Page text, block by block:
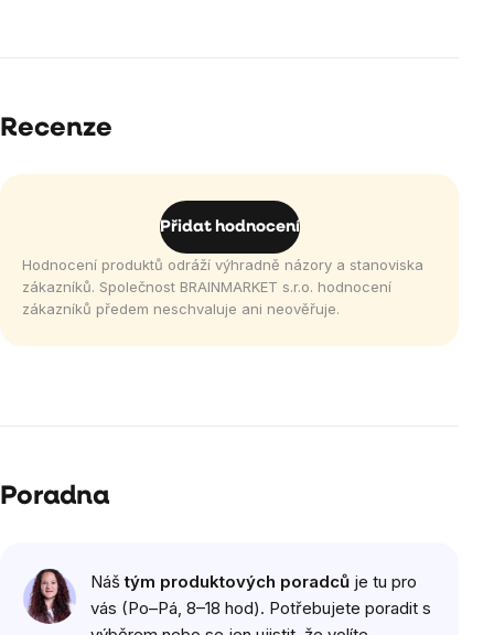
Recenze
Přidat hodnocení
Hodnocení produktů odráží výhradně názory a stanoviska
zákazníků. Společnost BRAINMARKET s.r.o. hodnocení
zákazníků předem neschvaluje ani neověřuje.
Poradna
Náštým produktových poradců je tu pro
vás (Po–Pá, 8–18 hod). Potřebujete poradit s